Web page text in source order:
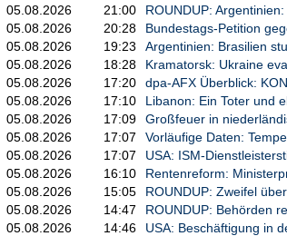
05.08.2026
21:00
ROUNDUP:
05.08.2026
20:28
Bundestags-Petition
05.08.2026
19:23
Argentinien: Brasilien
05.08.2026
18:28
Kramatorsk: Ukraine
05.08.2026
17:20
dpa-AFX Überblick:
05.08.2026
17:10
Libanon: Ein Toter und
05.08.2026
17:09
Großfeuer in
05.08.2026
17:07
Vorläufige Daten:
05.08.2026
17:07
USA: ISM-
05.08.2026
16:10
Rentenreform:
05.08.2026
15:05
ROUNDUP: Zweifel
05.08.2026
14:47
ROUNDUP: Behörden
05.08.2026
14:46
USA: Beschäftigung in